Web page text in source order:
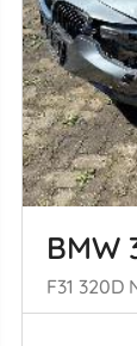
BMW
F31